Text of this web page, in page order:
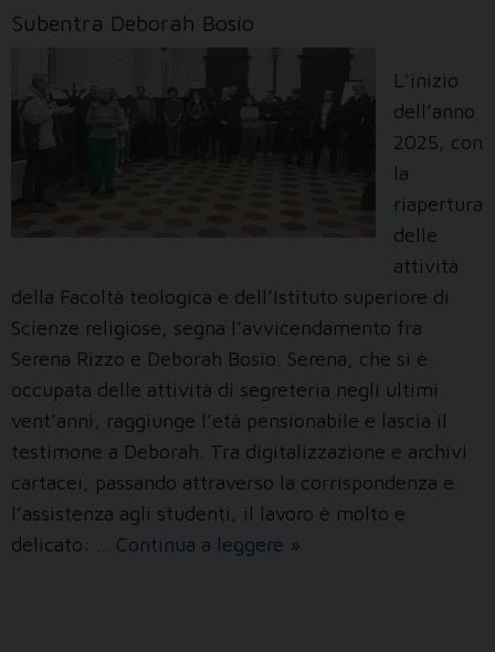
Subentra Deborah Bosio
L’inizio
dell’anno
2025, con
la
riapertura
delle
attività
della Facoltà teologica e dell’Istituto superiore di
Scienze religiose, segna l’avvicendamento fra
Serena Rizzo e Deborah Bosio. Serena, che si è
occupata delle attività di segreteria negli ultimi
vent’anni, raggiunge l’età pensionabile e lascia il
testimone a Deborah. Tra digitalizzazione e archivi
cartacei, passando attraverso la corrispondenza e
l’assistenza agli studenti, il lavoro è molto e
delicato: … Continua a leggere Buona
»